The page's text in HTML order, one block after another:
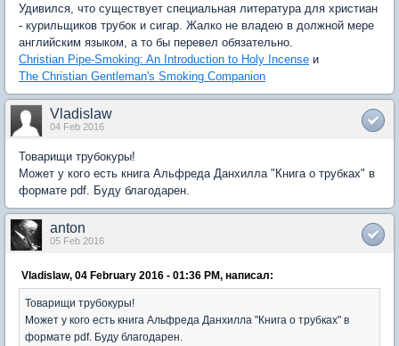
Удивился, что существует специальная литература для христиан
- курильщиков трубок и сигар. Жалко не владею в должной мере
английским языком, а то бы перевел обязательно.
Christian Pipe-Smoking: An Introduction to Holy Incense и
The Christian Gentleman's Smoking Companion
Vladislaw
04 Feb 2016
Товарищи трубокуры!
Может у кого есть книга Альфреда Данхилла "Книга о трубках" в
формате pdf. Буду благодарен.
anton
05 Feb 2016
Vladislaw, 04 February 2016 - 01:36 PM, написал:
Товарищи трубокуры!
Может у кого есть книга Альфреда Данхилла "Книга о трубках" в
формате pdf. Буду благодарен.